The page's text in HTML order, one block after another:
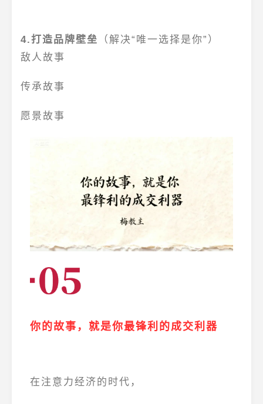
4.打造品牌壁垒
（解决“唯一选择是你”）
敌人故事
传承故事
愿景故事
你的故事，就是你最锋利的成交利器
在注意力经济的时代，